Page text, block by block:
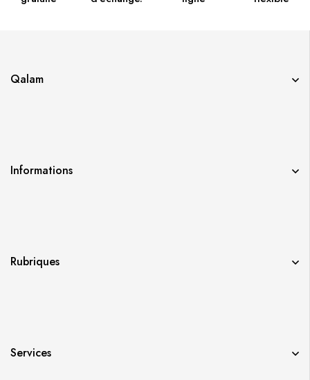
Qalam
Informations
Rubriques
Services